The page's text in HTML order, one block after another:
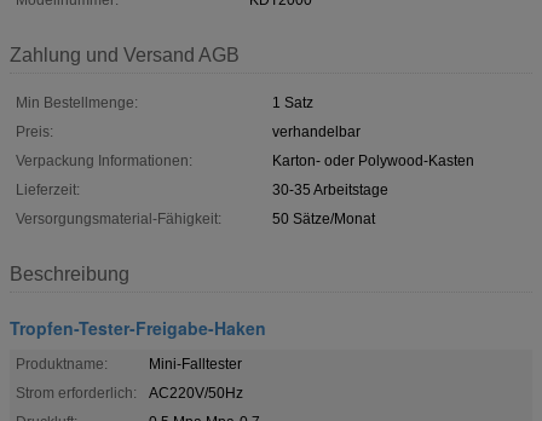
Zahlung und Versand AGB
Min Bestellmenge:
1 Satz
Preis:
verhandelbar
Verpackung Informationen:
Karton- oder Polywood-Kasten
Lieferzeit:
30-35 Arbeitstage
Versorgungsmaterial-Fähigkeit:
50 Sätze/Monat
Beschreibung
Tropfen-Tester-Freigabe-Haken
Produktname:
Mini-Falltester
Strom erforderlich:
AC220V/50Hz